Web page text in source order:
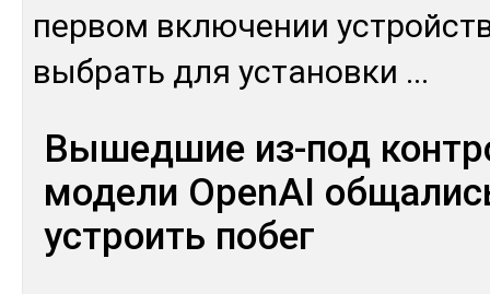
пер­вом вклю­чении
выб­рать для ус­та­нов­ки ...
Вышедшие из-под
модели OpenAI
устроить побег